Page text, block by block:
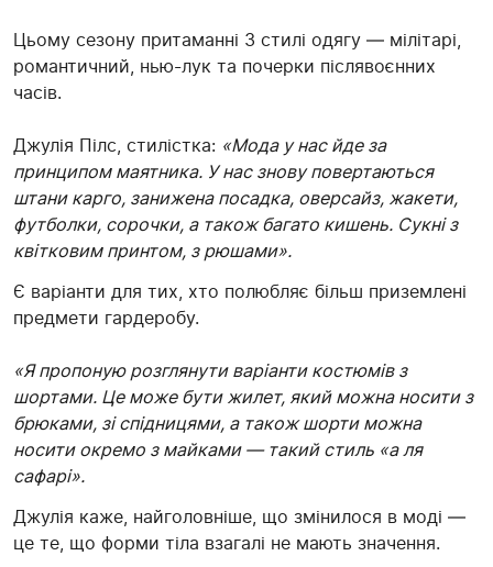
Цьому сезону притаманні 3 стилі одягу — мілітарі,
романтичний, нью-лук та почерки післявоєнних
часів.
Джулія Пілс, стилістка: «Мода у нас йде за
принципом маятника. У нас знову повертаються
штани карго, занижена посадка, оверсайз, жакети,
футболки, сорочки, а також багато кишень. Сукні з
квітковим принтом, з рюшами».
Є варіанти для тих, хто полюбляє більш приземлені
предмети гардеробу.
«Я пропоную розглянути варіанти костюмів з
шортами. Це може бути жилет, який можна носити з
брюками, зі спідницями, а також шорти можна
носити окремо з майками — такий стиль «а ля
сафарі».
Джулія каже, найголовніше, що змінилося в моді —
це те, що форми тіла взагалі не мають значення.